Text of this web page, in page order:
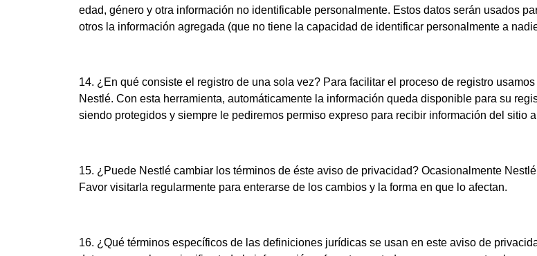
edad, género y otra información no identificable personalmente. Estos datos serán usados
otros la información agregada (que no tiene la capacidad de identificar personalmente a
14. ¿En qué consiste el registro de una sola vez? Para facilitar el proceso de registro
Nestlé. Con esta herramienta, automáticamente la información queda disponible para su
siendo protegidos y siempre le pediremos permiso expreso para recibir información del sitio
15. ¿Puede Nestlé cambiar los términos de éste aviso de privacidad? Ocasionalmente
Favor visitarla regularmente para enterarse de los cambios y la forma en que lo afectan.
16. ¿Qué términos específicos de las definiciones jurídicas se usan en este aviso de